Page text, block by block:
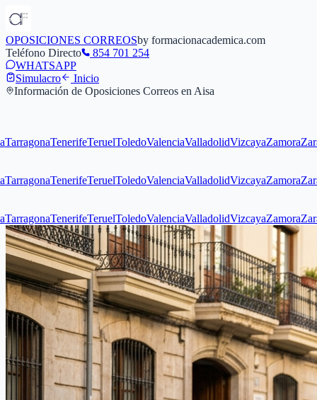
OPOSICIONES CORREOSby formacionacademica.com
Teléfono Directo
854 701 254
WHATSAPP
Simulacro
Inicio
Información de Oposiciones Correos en Aisa
TenerifeTeruelToledoValenciaValladolidVizcayaZamoraZaragoza
TenerifeTeruelToledoValenciaValladolidVizcayaZamoraZaragoza
TenerifeTeruelToledoValenciaValladolidVizcayaZamoraZaragoza